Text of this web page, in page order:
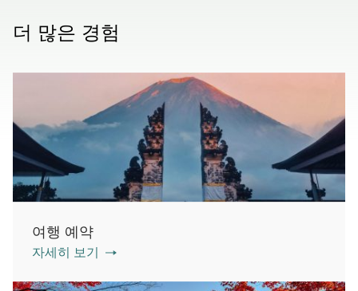
더 많은 경험
여행 예약
자세히 보기